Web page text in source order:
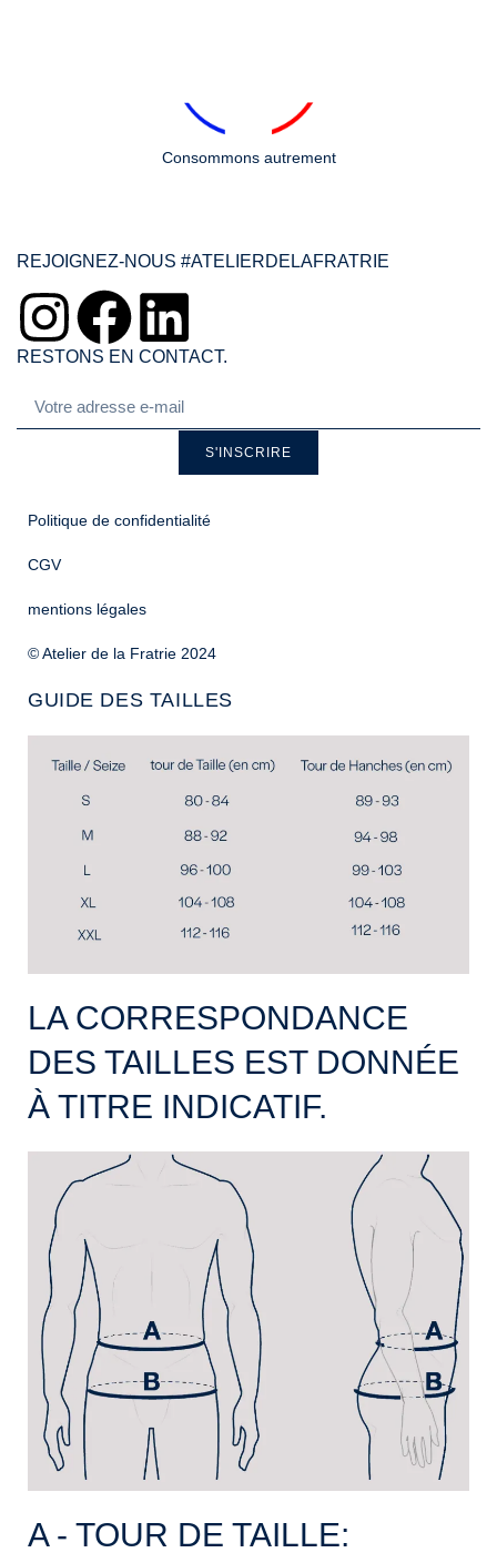
Consommons autrement
REJOIGNEZ-NOUS #ATELIERDELAFRATRIE
RESTONS EN CONTACT.
S'INSCRIRE
Politique de confidentialité
CGV
mentions légales
© Atelier de la Fratrie 2024
GUIDE DES TAILLES
LA CORRESPONDANCE
DES TAILLES EST DONNÉE
À TITRE INDICATIF.
A - TOUR DE TAILLE: